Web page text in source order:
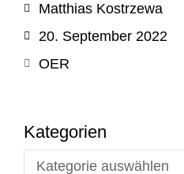
Matthias Kostrzewa
20. September 2022
OER
Kategorien